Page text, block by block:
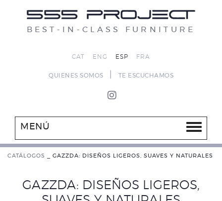
BEST-IN-CLASS FURNITURE
CAT ENG ESP FRA
QUIENES SOMOS TE ESCUCHAMOS
MENÚ
CATÁLOGOS GAZZDA: DISEÑOS LIGEROS, SUAVES Y NATURALES
GAZZDA: DISEÑOS LIGEROS,